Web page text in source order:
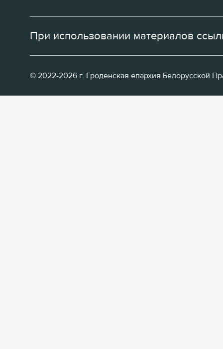
При использовании материалов
© 2022-2026 г. Гроденская епархия Белорусской